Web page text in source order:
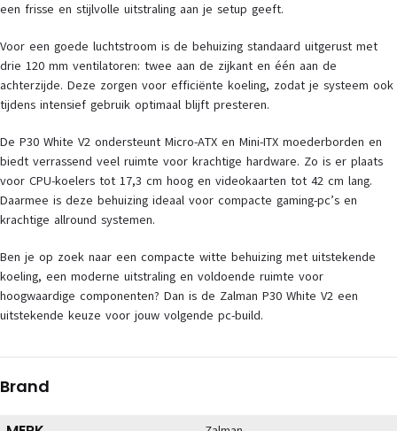
een frisse en stijlvolle uitstraling aan je setup geeft.
Voor een goede luchtstroom is de behuizing standaard uitgerust met
drie 120 mm ventilatoren: twee aan de zijkant en één aan de
achterzijde. Deze zorgen voor efficiënte koeling, zodat je systeem ook
tijdens intensief gebruik optimaal blijft presteren.
De P30 White V2 ondersteunt Micro-ATX en Mini-ITX moederborden en
biedt verrassend veel ruimte voor krachtige hardware. Zo is er plaats
voor CPU-koelers tot 17,3 cm hoog en videokaarten tot 42 cm lang.
Daarmee is deze behuizing ideaal voor compacte gaming-pc’s en
krachtige allround systemen.
Ben je op zoek naar een compacte witte behuizing met uitstekende
koeling, een moderne uitstraling en voldoende ruimte voor
hoogwaardige componenten? Dan is de Zalman P30 White V2 een
uitstekende keuze voor jouw volgende pc-build.
Brand